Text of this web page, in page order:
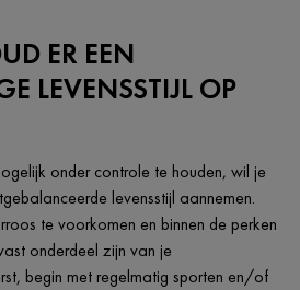
ER EEN
LEVENSSTIJL OP
onder controle te houden, wil je
levensstijl aannemen.
te voorkomen en binnen de perken
onderdeel zijn van je
begin met regelmatig sporten en/of